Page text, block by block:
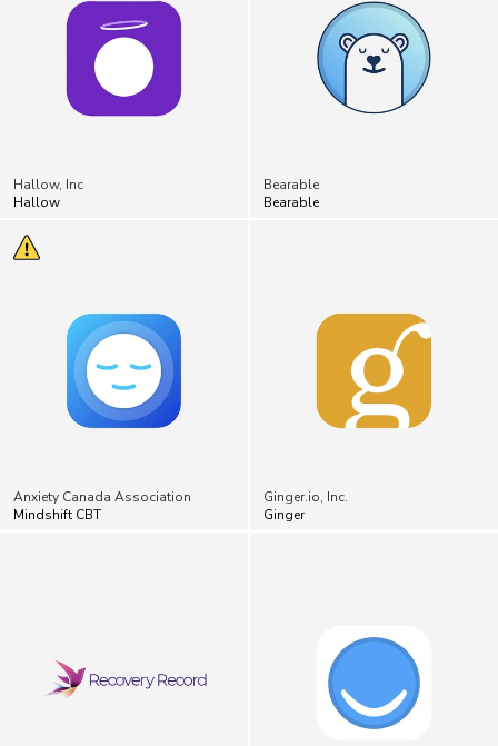
Hallow, Inc
Hallow
Bearable
Bearable
Anxiety Canada Association
Mindshift CBT
Ginger.io, Inc.
Ginger